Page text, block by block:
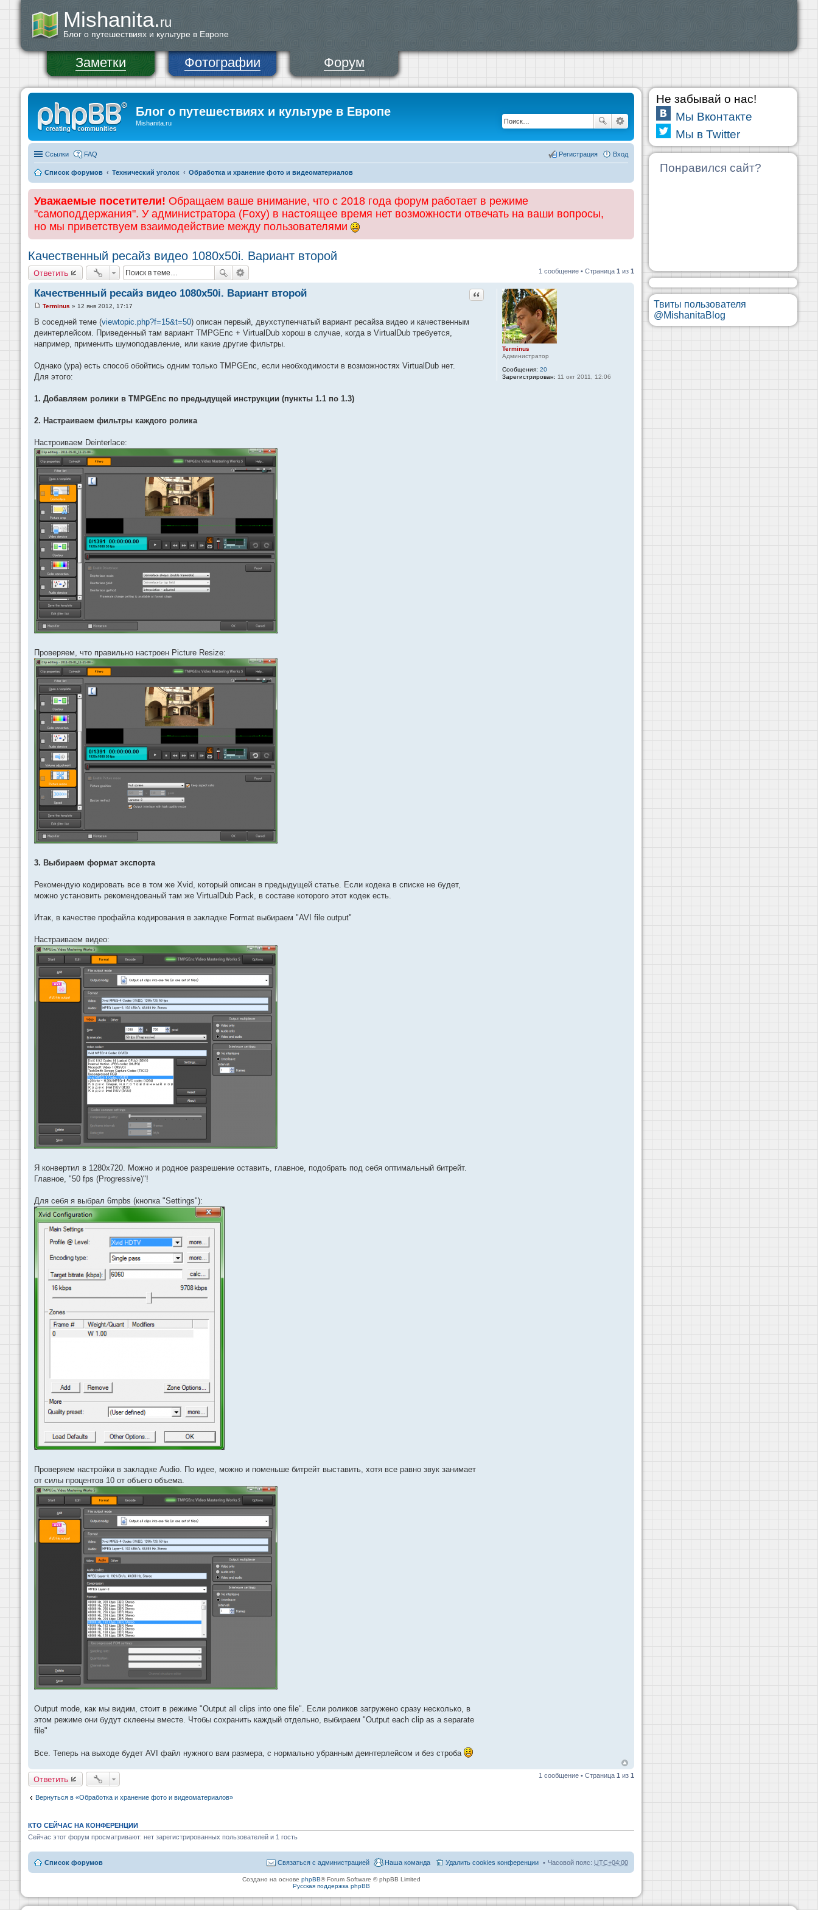
Mishanita.ru
Блог о путешествиях и культуре в Европе
Заметки Фотографии Форум
Блог о путешествиях и культуре в Европе
Mishanita.ru
Ссылки FAQ Вход
Регистрация
Список форумов Технический уголок Обработка и хранение фото и видеоматериалов
Уважаемые посетители! Обращаем ваше внимание, что с 2018 года форум работает в режиме
"самоподдержания". У администратора (Foxy) в настоящее время нет возможности отвечать на ваши вопросы,
но мы приветствуем взаимодействие между пользователями
Качественный ресайз видео 1080x50i. Вариант второй
Ответить 1 сообщение • Страница 1 из 1
Terminus
Администратор
Сообщения: 20
Зарегистрирован: 11 окт 2011, 12:06
Качественный ресайз видео 1080x50i. Вариант второй Цитата
о
б
е
е
Terminus » 12 янв 2012, 17:17
В соседней теме (viewtopic.php?f=15&t=50) описан первый, двухступенчатый вариант ресайза видео и качественным
деинтерлейсом. Приведенный там вариант TMPGEnc + VirtualDub хорош в случае, когда в VirtualDub требуется,
например, применить шумоподавление, или какие другие фильтры.
Однако (ура) есть способ обойтись одним только TMPGEnc, если необходимости в возможностях VirtualDub нет.
Для этого:
1. Добавляем ролики в TMPGEnc по предыдущей инструкции (пункты 1.1 по 1.3)
2. Настраиваем фильтры каждого ролика
Настроиваем Deinterlace:
Проверяем, что правильно настроен Picture Resize:
3. Выбираем формат экспорта
Рекомендую кодировать все в том же Xvid, который описан в предыдущей статье. Если кодека в списке не будет,
можно установить рекомендованый там же VirtualDub Pack, в составе которого этот кодек есть.
Итак, в качестве профайла кодирования в закладке Format выбираем "AVI file output"
Настраиваем видео:
Я конвертил в 1280x720. Можно и родное разрешение оставить, главное, подобрать под себя оптимальный битрейт.
Главное, "50 fps (Progressive)"!
Для себя я выбрал 6mpbs (кнопка "Settings"):
Проверяем настройки в закладке Audio. По идее, можно и поменьше битрейт выставить, хотя все равно звук занимает
от силы процентов 10 от объего объема.
Output mode, как мы видим, стоит в режиме "Output all clips into one file". Если роликов загружено сразу несколько, в
этом режиме они будут склеены вместе. Чтобы сохранить каждый отдельно, выбираем "Output each clip as a separate
file"
Все. Теперь на выходе будет AVI файл нужного вам размера, с нормально убранным деинтерлейсом и без строба
Ответить 1 сообщение • Страница 1 из 1
Вернуться в «Обработка и хранение фото и видеоматериалов»
КТО СЕЙЧАС НА КОНФЕРЕНЦИИ
Сейчас этот форум просматривают: нет зарегистрированных пользователей и 1 гость
Список форумов Часовой пояс: UTC+04:00
Удалить cookies конференции
Наша команда
Связаться с администрацией
Создано на основе phpBB® Forum Software © phpBB Limited
Русская поддержка phpBB
Не забывай о нас!
Мы Вконтакте
Мы в Twitter
Понравился сайт?
Твиты пользователя
@MishanitaBlog